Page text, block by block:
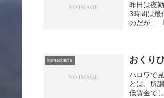
昨日は夜
3時間は最
のだが...
kumachan's おくり
ハロワで
とは、所
低賃金で